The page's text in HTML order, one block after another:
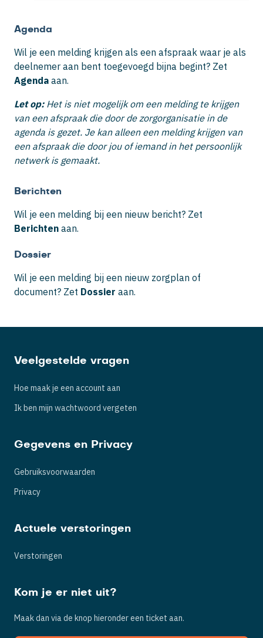
Agenda
Wil je een melding krijgen als een afspraak waar je als
deelnemer aan bent toegevoegd bijna begint? Zet
Agenda aan.
Let op: Het is niet mogelijk om een melding te krijgen
van een afspraak die door de zorgorganisatie in de
agenda is gezet. Je kan alleen een melding krijgen van
een afspraak die door jou of iemand in het persoonlijk
netwerk is gemaakt.
Berichten
Wil je een melding bij een nieuw bericht? Zet
Berichten aan.
Dossier
Wil je een melding bij een nieuw zorgplan of
document? Zet Dossier aan.
Veelgestelde vragen
Hoe maak je een account aan
Ik ben mijn wachtwoord vergeten
Gegevens en Privacy
Gebruiksvoorwaarden
Privacy
Actuele verstoringen
Verstoringen
Kom je er niet uit?
Maak dan via de knop hieronder een ticket aan.